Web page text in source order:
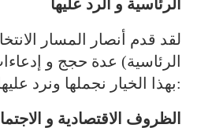
الرئاسية و الرد عليها
لقد قدم أنصار المسار
الرئاسية) عدة حجج و
بهذا الخيار نجملها ونرد عليها فيما يلي: